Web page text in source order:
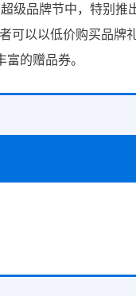
级品牌节中，特别推
可以以低价购买品牌
的赠品券。